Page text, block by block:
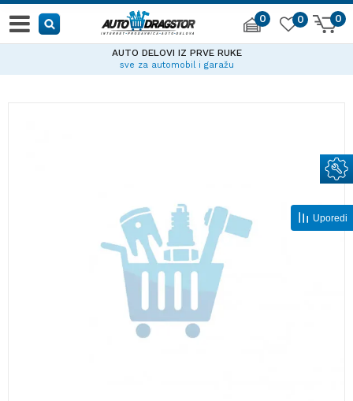
0 0
0
AUTO DELOVI IZ PRVE RUKE
sve za automobil i garažu
Uporedi